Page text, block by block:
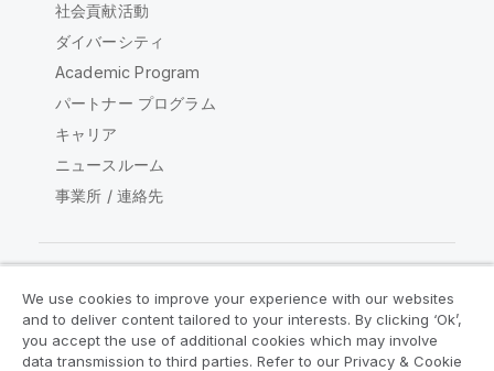
社会貢献活動
ダイバーシティ
Academic Program
パートナー プログラム
キャリア
ニュースルーム
事業所 / 連絡先
Qlik コミュニティ
法的契約 製品規約 Legal Policies
We use cookies to improve your experience with our websites
and to deliver content tailored to your interests. By clicking ‘Ok’,
you accept the use of additional cookies which may involve
data transmission to third parties. Refer to our Privacy & Cookie